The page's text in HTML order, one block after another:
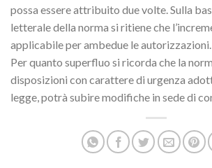
possa essere attribuito due volte. Sulla
letterale della norma si ritiene che
applicabile per ambedue le autorizzazioni.
Per quanto superfluo si ricorda che la
disposizioni con carattere di urgenza
legge, potrà subire modifiche in sede di